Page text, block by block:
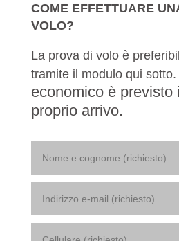
COME EFFETTUARE
VOLO?
La prova di volo è
tramite il modulo qui sotto.
economico è previsto
proprio arrivo.